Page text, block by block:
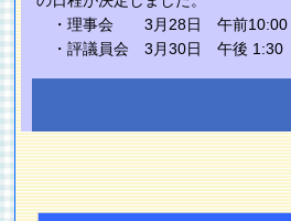
・理事会 3月28日 午前10:00
・評議員会 3月30日 午後 1:30